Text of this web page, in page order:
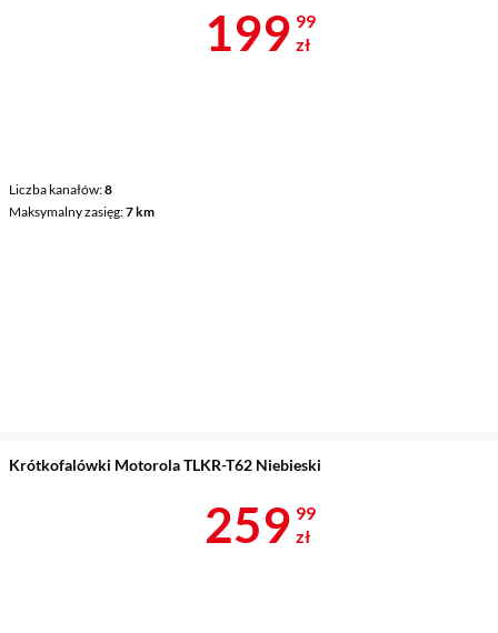
Liczba kanałów 8
Maksymalny zasięg 7 km
Cena 199,99
199 99
zł
Krótkofalówki Motorola TLKR-T62 Niebieski
Cena 259,99
259 99
zł